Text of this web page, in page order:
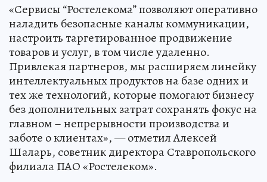
«Сервисы “Ростелекома” позволяют оперативно
наладить безопасные каналы коммуникации,
настроить таргетированное продвижение
товаров и услуг, в том числе удаленно.
Привлекая партнеров, мы расширяем линейку
интеллектуальных продуктов на базе одних и
тех же технологий, которые помогают бизнесу
без дополнительных затрат сохранять фокус на
главном – непрерывности производства и
заботе о клиентах», — отметил Алексей
Шаларь, советник директора Ставропольского
филиала ПАО «Ростелеком».